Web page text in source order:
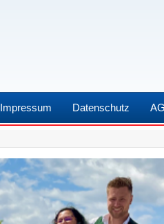
Impressum Datenschutz